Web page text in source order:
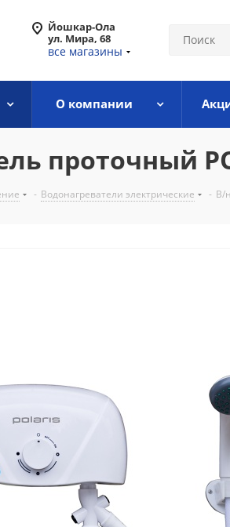
Йошкар-Ола
ул. Мира, 68
все магазины
О компании
проточный
- Водонагреватели электрические - В/